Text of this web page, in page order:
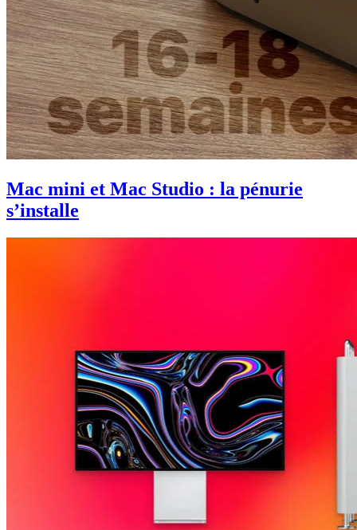
Mac mini et Mac Studio : la pénurie
s’installe